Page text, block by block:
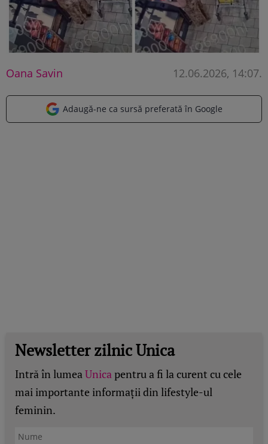
Oana Savin 12.06.2026, 14:07.
Adaugă-ne ca sursă preferată în Google
Newsletter zilnic Unica
Intră în lumeaUnicapentru a fi la curent cu cele
mai importante informații din lifestyle-ul
feminin.